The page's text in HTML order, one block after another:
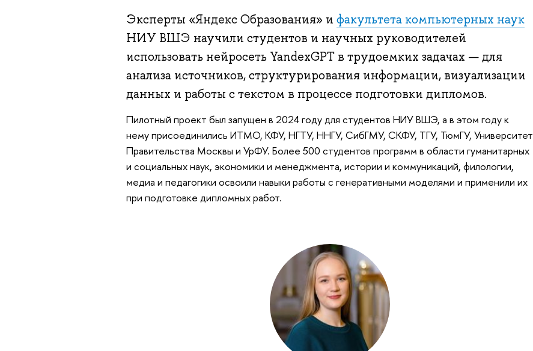
Эксперты «Яндекс Образования» и факультета компьютерных наук
НИУ ВШЭ научили студентов и научных руководителей
использовать нейросеть YandexGPT в трудоемких задачах — для
анализа источников, структурирования информации, визуализации
данных и работы с текстом в процессе подготовки дипломов.
Пилотный проект был запущен в 2024 году для студентов НИУ ВШЭ, а в этом году к
нему присоединились ИТМО, КФУ, НГТУ, ННГУ, СибГМУ, СКФУ, ТГУ, ТюмГУ, Университет
Правительства Москвы и УрФУ. Более 500 студентов программ в области гуманитарных
и социальных наук, экономики и менеджмента, истории и коммуникаций, филологии,
медиа и педагогики освоили навыки работы с генеративными моделями и применили их
при подготовке дипломных работ.